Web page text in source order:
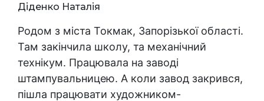
Діденко Наталія
Родом з міста Токмак, Запорізької області.
Там закінчила школу, та механічний
технікум. Працювала на заводі
штампувальницею. А коли завод закрився,
пішла працювати художником-